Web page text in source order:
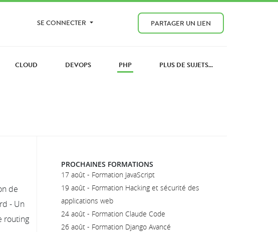
SE CONNECTER PARTAGER UN LIEN
CLOUD DEVOPS PHP PLUS DE SUJETS...
PROCHAINES FORMATIONS
17 août - Formation JavaScript
19 août - Formation Hacking et sécurité des
applications web
24 août - Formation Claude Code
26 août - Formation Django Avancé